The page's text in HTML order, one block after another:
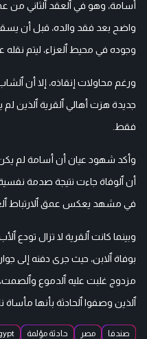
أسامة، وهو في ٱلعقد ٱلثاني من
واضح بعد فقد والده، قبل أن
وجوده في محيط ٱلعزاء، ليتم
ورغم محاولات إنقاذه، إلا أن
جديدة هزت أهالي ٱلقرية ٱلذين
فقط.
وأكد شهود عيان أن أسامة لم
أن ٱلوفاة جاءت نتيجة صدمة
في مشهد يعكس عمق ٱلارتباط
وبينما كانت ٱلقرية لا تزال
بوفاة ٱلابن، حيث جرى دفنه إلى
مزدوج غلبت عليه ٱلدموع
ٱلذين وصفوا ٱلحادثة بأنها مأساة
صندفا مصر حادثة مؤلمة